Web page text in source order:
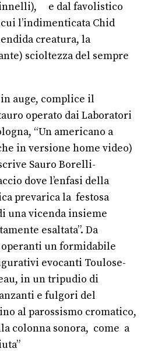
e dal favolistico
l’indimenticata Chid
creatura, la
scioltezza del sempre
auge, complice il
operato dai Laboratori
“Un americano a
in versione home video)
Sauro Borelli-
dove l’enfasi della
prevarica la festosa
una vicenda insieme
esaltata”. Da
un formidabile
evocanti Toulose-
in un tripudio di
e fulgori del
al parossismo cromatico,
colonna sonora, come a